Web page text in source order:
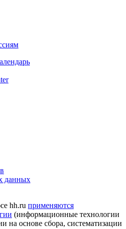
данных
hh.ru применяются
(информационные технологии
на основе сбора, систематизации